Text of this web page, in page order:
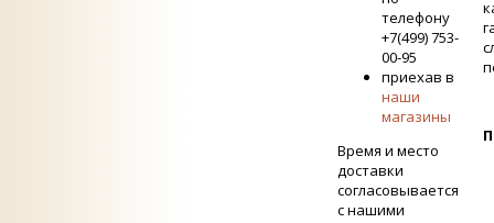
телефону
+7(499) 753-
00-95
приехав в
наши
магазины
Время и место
доставки
согласовывается
с нашими